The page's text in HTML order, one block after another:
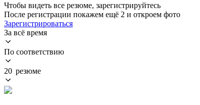
Чтобы видеть все резюме, зарегистрируйтесь
После регистрации покажем ещё 2 и откроем фото
Зарегистрироваться
За всё время
По соответствию
20 резюме